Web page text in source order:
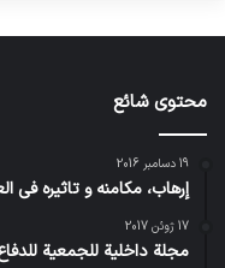
محتوى شائع
19 دسامبر 2016
إرهاب، مكامنه و تاثيره في
17 ژوئن 2017
مجلة داخلية للجمعية